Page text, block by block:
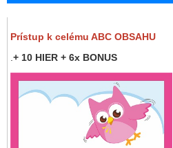
Prístup k celému ABC OBSAHU
.+ 10 HIER + 6x BONUS